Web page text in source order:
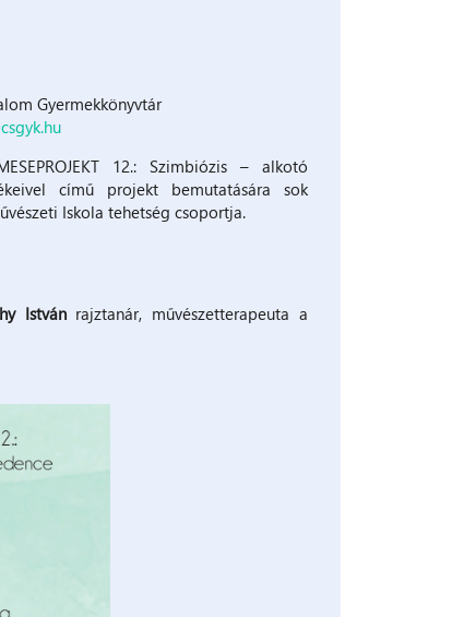
Gyermekkönyvtár
12.: Szimbiózis – alkotó
című projekt bemutatására sok
Iskola tehetség csoportja.
Istvánrajztanár, művészetterapeuta a